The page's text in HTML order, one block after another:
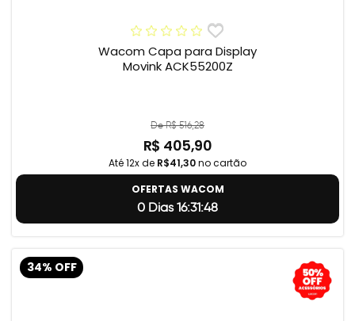
Wacom Capa para Display
Movink ACK55200Z
De R$ 516,28
R$ 405,90
Até 12x de R$41,30no cartão
OFERTAS WACOM
0 Dias 16:31:47
34% OFF